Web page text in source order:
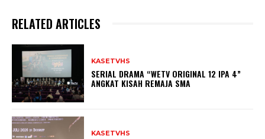
RELATED ARTICLES
KASETVHS
SERIAL DRAMA “WETV ORIGINAL 12 IPA 4”
ANGKAT KISAH REMAJA SMA
KASETVHS